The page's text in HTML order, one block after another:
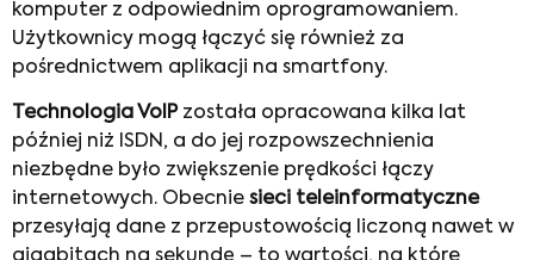
komputer z odpowiednim oprogramowaniem.
Użytkownicy mogą łączyć się również za
pośrednictwem aplikacji na smartfony.
Technologia VoIPzostała opracowana kilka lat
później niż ISDN, a do jej rozpowszechnienia
niezbędne było zwiększenie prędkości łączy
internetowych. Obecnie sieci teleinformatyczne
przesyłają dane z przepustowością liczoną nawet w